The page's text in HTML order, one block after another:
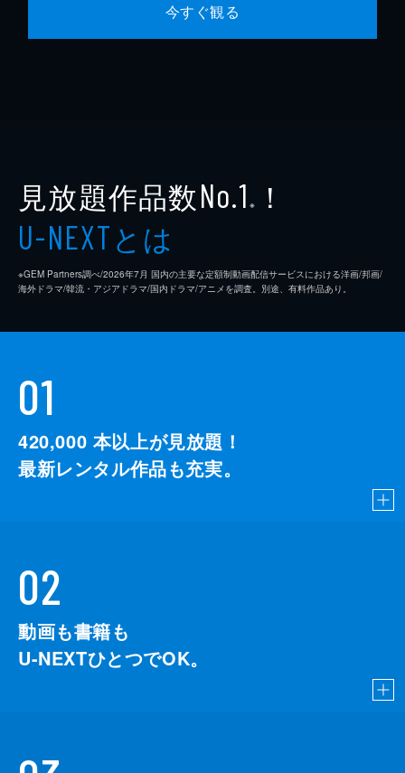
今すぐ観る
見放題作品数No.1 ※ ！
U-NEXTとは
※GEM Partners調べ/2026年7⽉ 国内の主要な定額制動画配信サービスにおける洋画/邦画/
海外ドラマ/韓流・アジアドラマ/国内ドラマ/アニメを調査。別途、有料作品あり。
01
420,000 本以上が見放題！
最新レンタル作品も充実。
02
動画も書籍も
U-NEXTひとつでOK。